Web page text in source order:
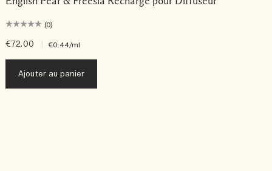
(0)
€72.00 €0.44/ml
Ajouter au panier